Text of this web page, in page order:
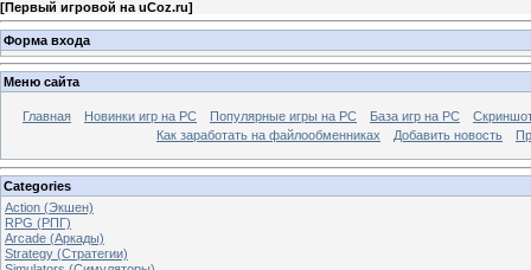
[Первый игровой на uCoz.ru]
Форма входа
Меню сайта
Главная Новинки игр на PC Популярные игры на PC База игр на РС
Как заработать на файлообменниках
Добавить новость
Categories
Action (Экшен)
RPG (РПГ)
Arcade (Аркады)
Strategy (Стратегии)